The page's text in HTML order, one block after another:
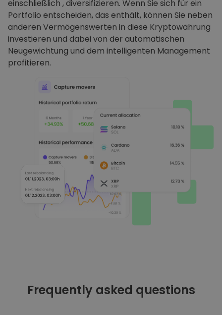
einschließlich , diversifizieren. Wenn Sie sich für ein
Portfolio entscheiden, das enthält, können Sie neben
anderen Vermögenswerten in diese Kryptowährung
investieren und dabei von der automatischen
Neugewichtung und dem intelligenten Management
profitieren.
Frequently asked questions